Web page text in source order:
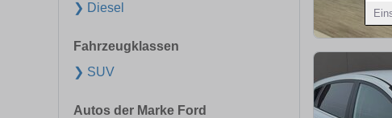
❯ Diesel
Fahrzeugklassen
❯ SUV
Autos der Marke Ford